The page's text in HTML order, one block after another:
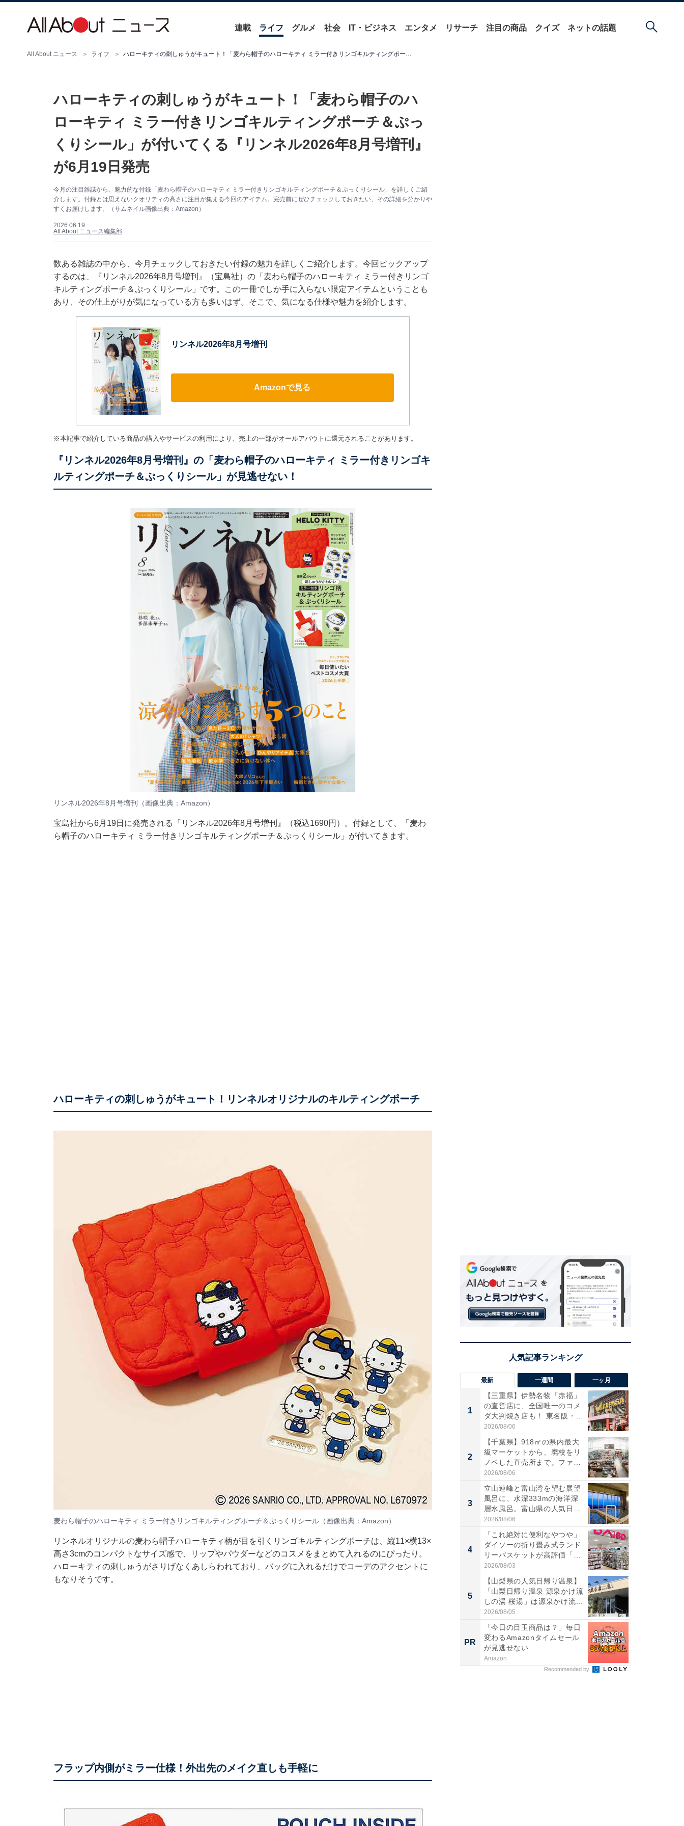
連載 ライフ グルメ 社会 IT・ビジネス エンタメ リサーチ 注目の商品 クイズ ネットの話題
All About ニュース ライフ ハローキティの刺しゅうがキュート！「麦わら帽子のハローキティ ミラー付きリンゴキルティングポーチ＆ぷっくりシール」が付いてくる『リンネル2026年8月号増刊』が6月19日発売
ハローキティの刺しゅうがキュート！「麦わら帽子のハ
ローキティ ミラー付きリンゴキルティングポーチ＆ぷっ
くりシール」が付いてくる『リンネル2026年8月号増刊』
が6月19日発売
今月の注目雑誌から、魅力的な付録「麦わら帽子のハローキティ ミラー付きリンゴキルティングポーチ＆ぷっくりシール」を詳しくご紹
介します。付録とは思えないクオリティの高さに注目が集まる今回のアイテム。完売前にぜひチェックしておきたい、その詳細を分かりや
すくお届けします。（サムネイル画像出典：Amazon）
2026.06.19
All About ニュース編集部
数ある雑誌の中から、今月チェックしておきたい付録の魅力を詳しくご紹介します。今回ピックアップ
するのは、『リンネル2026年8月号増刊』（宝島社）の「麦わら帽子のハローキティ ミラー付きリンゴ
キルティングポーチ＆ぷっくりシール」です。この一冊でしか手に入らない限定アイテムということも
あり、その仕上がりが気になっている方も多いはず。そこで、気になる仕様や魅力を紹介します。
リンネル2026年8月号増刊
Amazonで見る
※本記事で紹介している商品の購入やサービスの利用により、売上の一部がオールアバウトに還元されることがあります。
『リンネル2026年8月号増刊』の「麦わら帽子のハローキティ ミラー付きリンゴキ
ルティングポーチ＆ぷっくりシール」が見逃せない！
リンネル2026年8月号増刊（画像出典：Amazon）
宝島社から6月19日に発売される『リンネル2026年8月号増刊』（税込1690円）。付録として、「麦わ
ら帽子のハローキティ ミラー付きリンゴキルティングポーチ＆ぷっくりシール」が付いてきます。
ハローキティの刺しゅうがキュート！リンネルオリジナルのキルティングポーチ
麦わら帽子のハローキティ ミラー付きリンゴキルティングポーチ＆ぷっくりシール（画像出典：Amazon）
リンネルオリジナルの麦わら帽子ハローキティ柄が目を引くリンゴキルティングポーチは、縦11×横13×
高さ3cmのコンパクトなサイズ感で、リップやパウダーなどのコスメをまとめて入れるのにぴったり。
ハローキティの刺しゅうがさりげなくあしらわれており、バッグに入れるだけでコーデのアクセントに
もなりそうです。
フラップ内側がミラー仕様！外出先のメイク直しも手軽に
最新 一週間 一ヶ月
1
【三重県】伊勢名物「赤福」
の直営店に、全国唯一のコメ
ダ大判焼き店も！ 東名阪・
伊...
2026/08/06
2
【千葉県】918㎡の県内最大
級マーケットから、廃校をリ
ノベした直売所まで。ファ
ー...
2026/08/06
3
立山連峰と富山湾を望む展望
風呂に、水深333mの海洋深
層水風呂。富山県の人気日
帰...
2026/08/06
4
「これ絶対に便利なやつや」
ダイソーの折り畳み式ランド
リーバスケットが高評価「使
わ...
2026/08/03
5
【山梨県の人気日帰り温泉】
「山梨日帰り温泉 源泉かけ流
しの湯 桜湯」は源泉かけ流...
2026/08/05
PR
「今日の目玉商品は？」毎日
変わるAmazonタイムセール
が見逃せない
Amazon
Recommended by